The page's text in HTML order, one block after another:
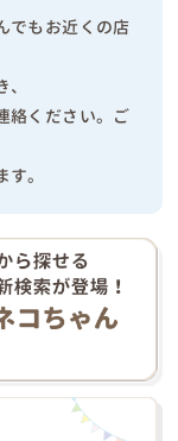
でもお近くの店
絡ください。ご
。